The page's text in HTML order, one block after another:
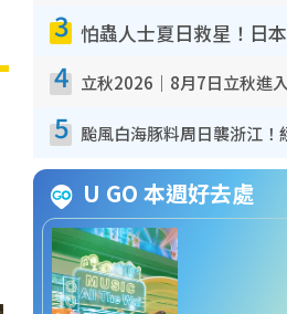
3
4
5
U GO 本週好去處